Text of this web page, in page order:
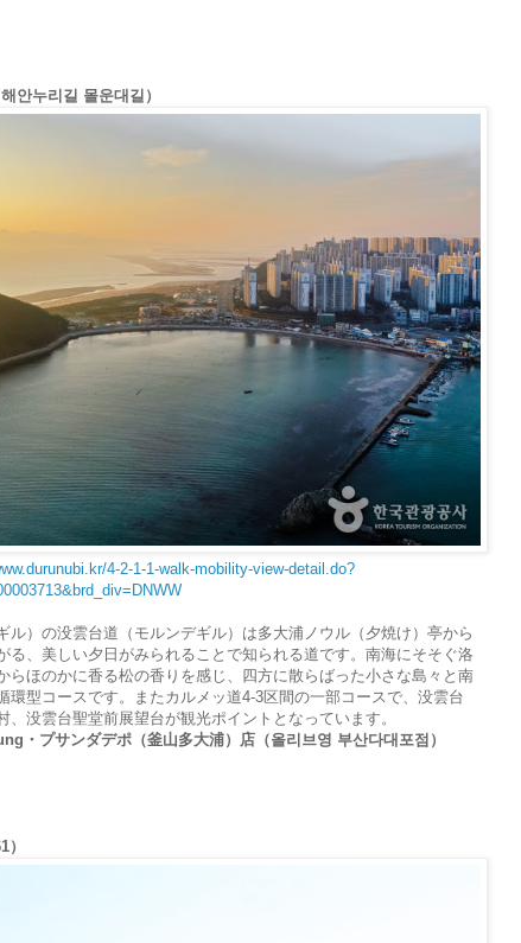
안누리길 몰운대길）
4-2-1-1-walk-mobility-view-detail.do?
ル）の没雲台道（モルンデギル）は多大浦ノウル（夕焼け）亭から
る、美しい夕日がみられることで知られる道です。南海にそそぐ洛
らほのかに香る松の香りを感じ、四方に散らばった小さな島々と南
環型コースです。またカルメッ道4-3区間の一部コースで、没雲台
、没雲台聖堂前展望台が観光ポイントとなっています。
・プサンダデポ（釜山多大浦）店（올리브영 부산다대포점）